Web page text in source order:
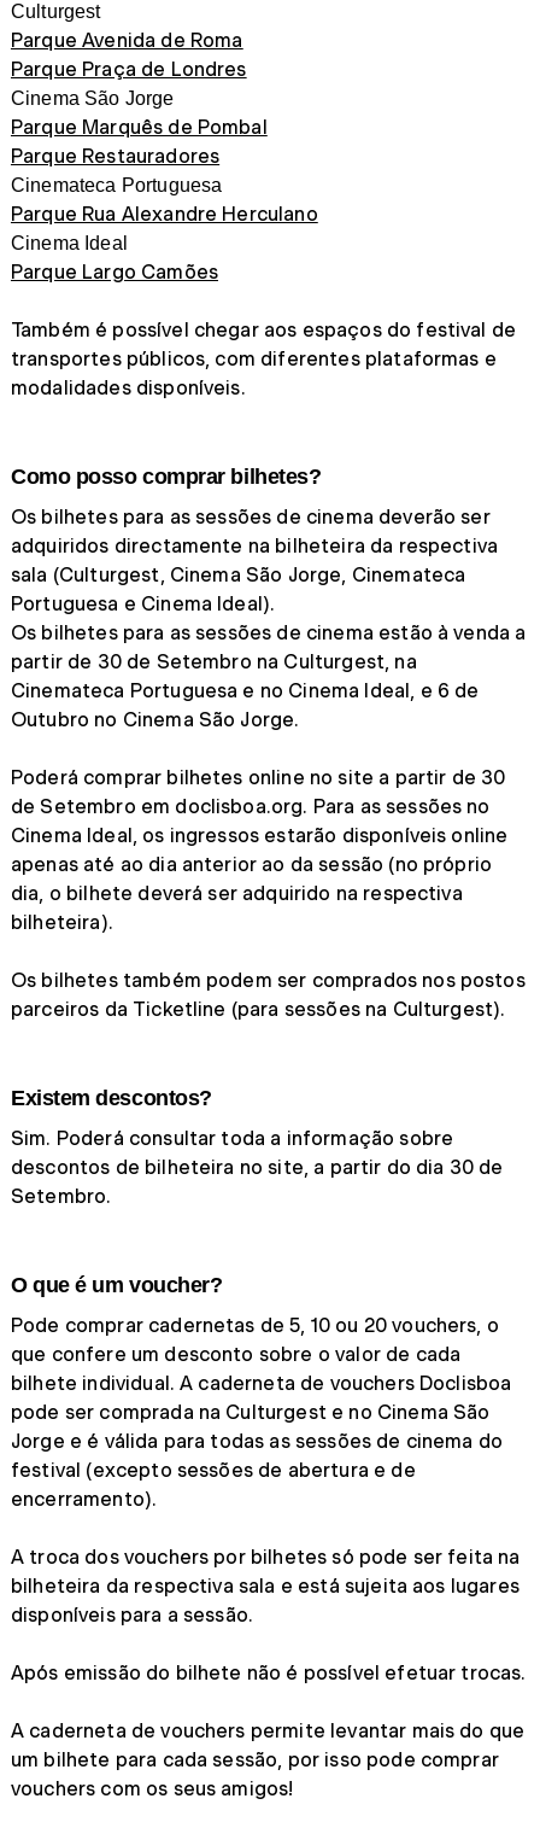
Culturgest
Parque Avenida de Roma
Parque Praça de Londres
Cinema São Jorge
Parque Marquês de Pombal
Parque Restauradores
Cinemateca Portuguesa
Parque Rua Alexandre Herculano
Cinema Ideal
Parque Largo Camões
Também é possível chegar aos espaços do festival de
transportes públicos, com diferentes plataformas e
modalidades disponíveis.
Como posso comprar bilhetes?
Os bilhetes para as sessões de cinema deverão ser
adquiridos directamente na bilheteira da respectiva
sala (Culturgest, Cinema São Jorge, Cinemateca
Portuguesa e Cinema Ideal).
Os bilhetes para as sessões de cinema estão à venda a
partir de 30 de Setembro na Culturgest, na
Cinemateca Portuguesa e no Cinema Ideal, e 6 de
Outubro no Cinema São Jorge.
Poderá comprar bilhetes online no site a partir de 30
de Setembro em doclisboa.org. Para as sessões no
Cinema Ideal, os ingressos estarão disponíveis online
apenas até ao dia anterior ao da sessão (no próprio
dia, o bilhete deverá ser adquirido na respectiva
bilheteira).
Os bilhetes também podem ser comprados nos postos
parceiros da Ticketline (para sessões na Culturgest).
Existem descontos?
Sim. Poderá consultar toda a informação sobre
descontos de bilheteira no site, a partir do dia 30 de
Setembro.
O que é um voucher?
Pode comprar cadernetas de 5, 10 ou 20 vouchers, o
que confere um desconto sobre o valor de cada
bilhete individual. A caderneta de vouchers Doclisboa
pode ser comprada na Culturgest e no Cinema São
Jorge e é válida para todas as sessões de cinema do
festival (excepto sessões de abertura e de
encerramento).
A troca dos vouchers por bilhetes só pode ser feita na
bilheteira da respectiva sala e está sujeita aos lugares
disponíveis para a sessão.
Após emissão do bilhete não é possível efetuar trocas.
A caderneta de vouchers permite levantar mais do que
um bilhete para cada sessão, por isso pode comprar
vouchers com os seus amigos!